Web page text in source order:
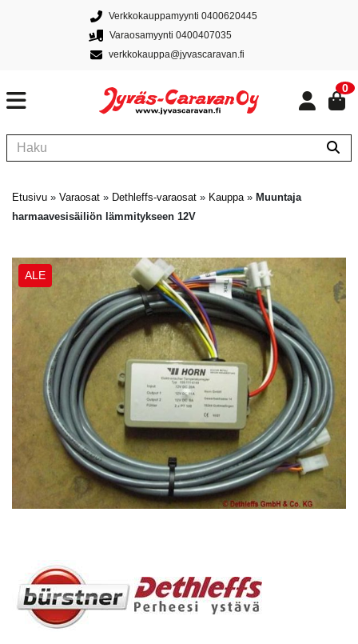
Verkkokauppamyynti 0400620445
Varaosamyynti 0400407035
verkkokauppa@jyvascaravan.fi
0
Etusivu » Varaosat » Dethleffs-varaosat » Kauppa» Muuntaja
harmaavesisäiliön lämmitykseen 12V
ALE